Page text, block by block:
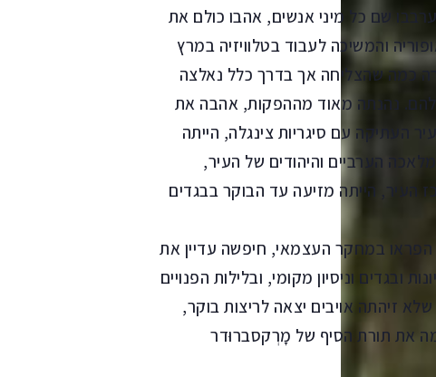
התערבבו שם כל מיני אנשים, אהבו כולם את
והמשיכה לעבוד בטלוויזיה במרץ
כמה שהצליחה אך בדרך כלל נאלצה
נהנתה מאוד מההפקות, אהבה את
העתיקה עם סיגריות צינגלה, הייתה
הערביים והיהודים של העיר,
העיר, הייתה מזיעה עד הבוקר בבגדים
במחקר העצמאי, חיפשה עדיין את
ובגדים וניסיון מקומי, ובלילות הפנויים
זיהתה אויבים יצאה לריצות בוקר,
את תורת הסיף של מָרְקסברוּדר